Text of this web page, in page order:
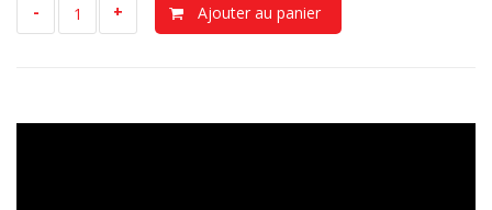
- + Ajouter au panier